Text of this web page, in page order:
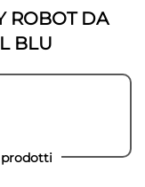
ROBOT DA
BLU